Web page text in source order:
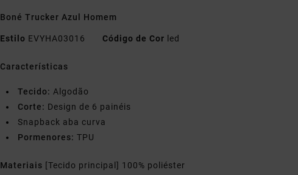
Boné Trucker Azul Homem
Estilo EVYHA03016 Código de Cor led
Características
Tecido: Algodão
Corte: Design de 6 painéis
Snapback aba curva
Pormenores: TPU
Materiais [Tecido principal] 100% poliéster